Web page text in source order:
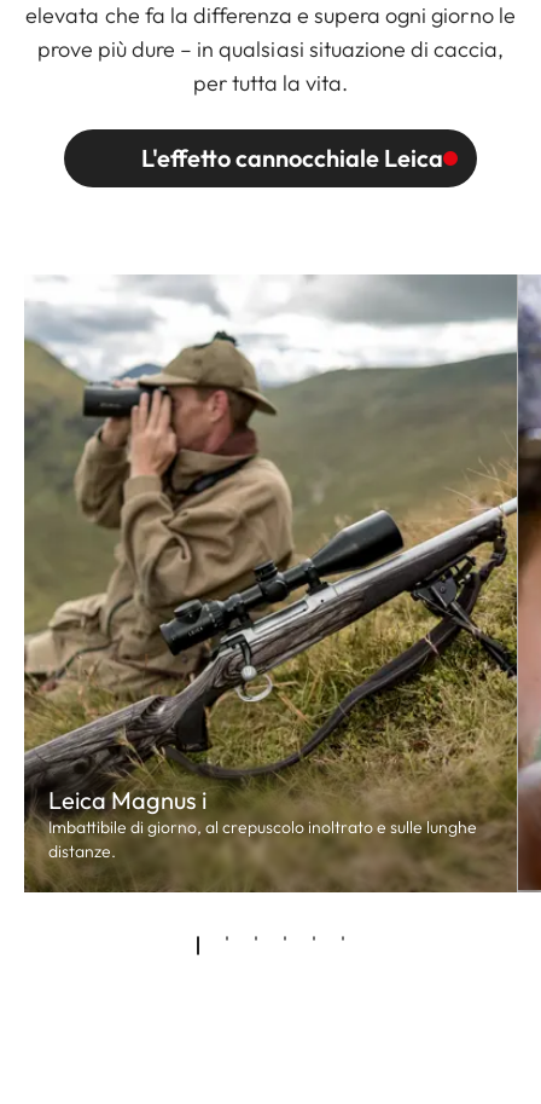
elevata che fa la differenza e supera ogni giorno le
prove più dure – in qualsiasi situazione di caccia,
per tutta la vita.
L'effetto cannocchiale Leica
Leica Magnus i
Imbattibile di giorno, al crepuscolo inoltrato e sulle lunghe
distanze.